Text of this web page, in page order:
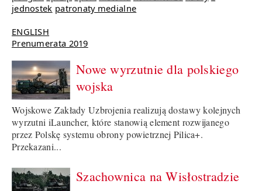
jednostek patronaty medialne
ENGLISH
Prenumerata 2019
Nowe wyrzutnie dla polskiego
wojska
Wojskowe Zakłady Uzbrojenia realizują dostawy kolejnych
wyrzutni iLauncher, które stanowią element rozwijanego
przez Polskę systemu obrony powietrznej Pilica+.
Przekazani...
Szachownica na Wisłostradzie